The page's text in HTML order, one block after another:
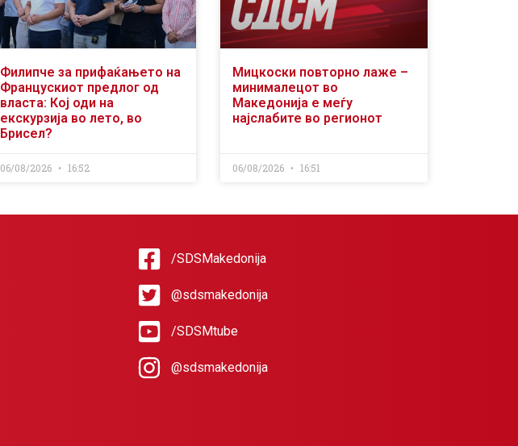
Филипче за прифаќањето на
Францускиот предлог од
власта: Кој оди на
екскурзија во лето, во
Брисел?
06/08/2026 16:52
Мицкоски повторно лаже –
минималецот во
Македонија е меѓу
најслабите во регионот
06/08/2026 16:51
/SDSMakedonija
@sdsmakedonija
/SDSMtube
@sdsmakedonija